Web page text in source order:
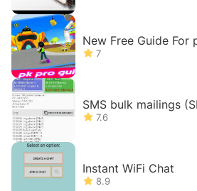
New Free Guide For
7
SMS bulk mailings
ur phone)
7.6
Instant WiFi Chat
8.9